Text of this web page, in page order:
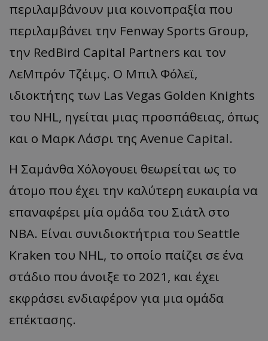
περιλαμβάνουν μια κοινοπραξία που
περιλαμβάνει την Fenway Sports Group,
την RedBird Capital Partners και τον
ΛεΜπρόν Τζέιμς. Ο Μπιλ Φόλεϊ,
ιδιοκτήτης των Las Vegas Golden Knights
του NHL, ηγείται μιας προσπάθειας, όπως
και ο Μαρκ Λάσρι της Avenue Capital.
Η Σαμάνθα Χόλογουει θεωρείται ως το
άτομο που έχει την καλύτερη ευκαιρία να
επαναφέρει μία ομάδα του Σιάτλ στο
NBA. Είναι συνιδιοκτήτρια του Seattle
Kraken του NHL, το οποίο παίζει σε ένα
στάδιο που άνοιξε το 2021, και έχει
εκφράσει ενδιαφέρον για μια ομάδα
επέκτασης.